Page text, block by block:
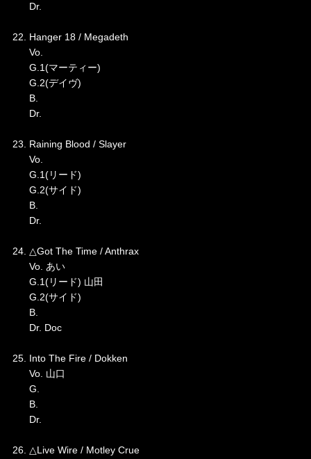
Dr.
22. Hanger 18 / Megadeth
Vo.
G.1(マーティー)
G.2(デイヴ)
B.
Dr.
23. Raining Blood / Slayer
Vo.
G.1(リード)
G.2(サイド)
B.
Dr.
24. △Got The Time / Anthrax
Vo. あい
G.1(リード) 山田
G.2(サイド)
B.
Dr. Doc
25. Into The Fire / Dokken
Vo. 山口
G.
B.
Dr.
26. △Live Wire / Motley Crue